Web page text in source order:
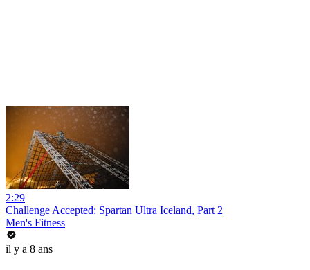
2:29
Challenge Accepted: Spartan Ultra Iceland, Part 2
Men's Fitness
il y a 8 ans